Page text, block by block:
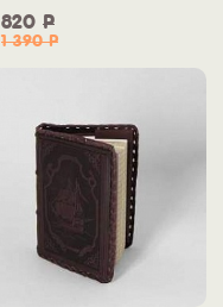
820 Р
1 390Р